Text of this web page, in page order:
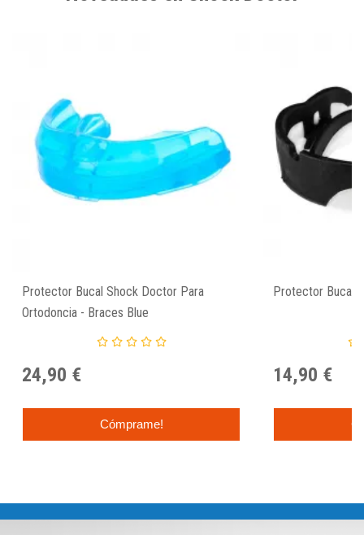
Protector Bucal Shock Doctor Para
Ortodoncia - Braces Blue
24,90 €
Cómprame!
Protector Bucal
14,90 €